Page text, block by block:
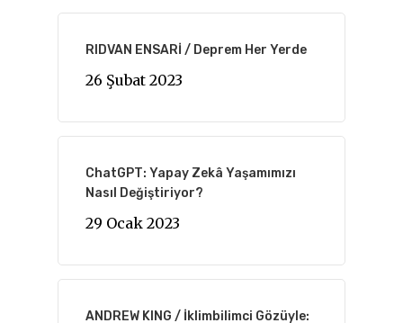
RIDVAN ENSARİ / Deprem Her Yerde
26 Şubat 2023
ChatGPT: Yapay Zekâ Yaşamımızı
Nasıl Değiştiriyor?
29 Ocak 2023
ANDREW KING / İklimbilimci Gözüyle: